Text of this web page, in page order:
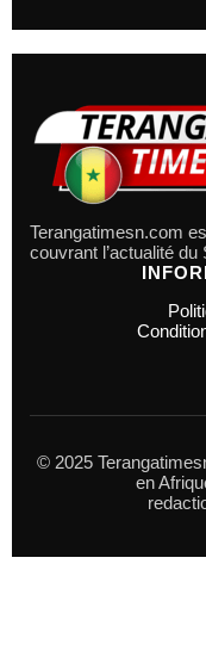
Terangatimesn.com
couvrant l’actualité du
© 2025
en